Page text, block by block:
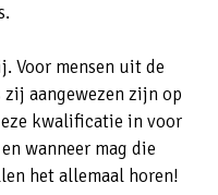
Voor mensen uit de
aangewezen zijn op
kwalificatie in voor
wanneer mag die
het allemaal horen!